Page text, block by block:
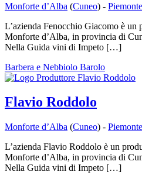
Monforte d’Alba (Cuneo) - Piemonte
L’azienda Fenocchio Giacomo è
Monforte d’Alba, in provincia di
Nella Guida vini di Impeto […]
Barbera e Nebbiolo Barolo
Flavio Roddolo
Monforte d’Alba (Cuneo) - Piemonte
L’azienda Flavio Roddolo è un
Monforte d’Alba, in provincia di
Nella Guida vini di Impeto […]